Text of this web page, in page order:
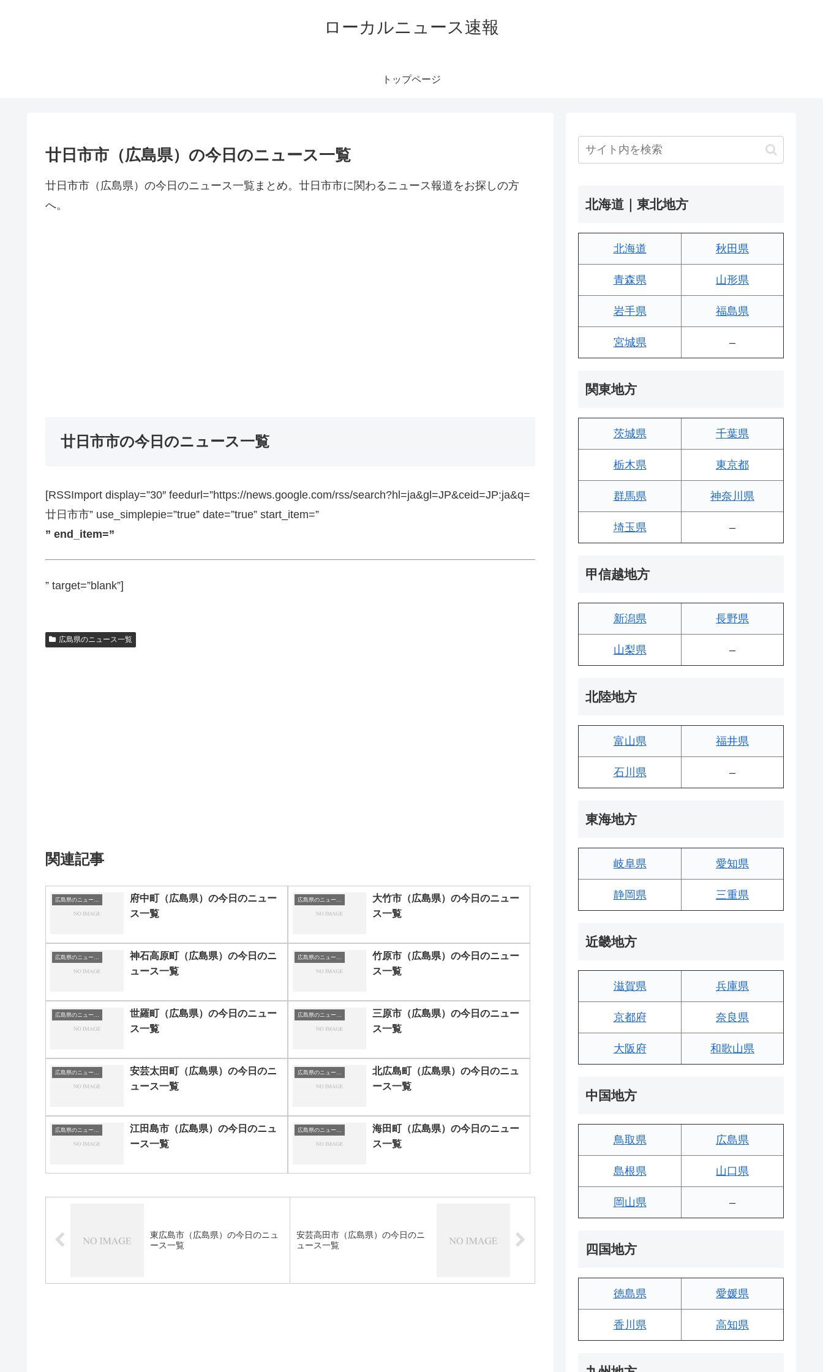
ローカルニュース速報
トップページ
廿日市市（広島県）の今日のニュース一覧
廿日市市（広島県）の今日のニュース一覧まとめ。廿日市市に関わるニュース報道をお探しの方
へ。
廿日市市の今日のニュース一覧
[RSSImport display=”30″ feedurl=”https://news.google.com/rss/search?hl=ja&gl=JP&ceid=JP:ja&q=
廿日市市” use_simplepie=”true” date=”true” start_item=”
” end_item=”
” target=”blank”]
広島県のニュース一覧
関連記事
広島県のニュース一覧
府中町（広島県）の今日のニュー
ス一覧
広島県のニュース一覧
大竹市（広島県）の今日のニュー
ス一覧
広島県のニュース一覧
神石高原町（広島県）の今日のニ
ュース一覧
広島県のニュース一覧
竹原市（広島県）の今日のニュー
ス一覧
広島県のニュース一覧
世羅町（広島県）の今日のニュー
ス一覧
広島県のニュース一覧
三原市（広島県）の今日のニュー
ス一覧
広島県のニュース一覧
安芸太田町（広島県）の今日のニ
ュース一覧
広島県のニュース一覧
北広島町（広島県）の今日のニュ
ース一覧
広島県のニュース一覧
江田島市（広島県）の今日のニュ
ース一覧
広島県のニュース一覧
海田町（広島県）の今日のニュー
ス一覧
東広島市（広島県）の今日のニュ
ース一覧
安芸高田市（広島県）の今日のニ
ュース一覧
北海道｜東北地方
北海道 秋田県
青森県 山形県
岩手県 福島県
宮城県 –
関東地方
茨城県 千葉県
栃木県 東京都
群馬県 神奈川県
埼玉県 –
甲信越地方
新潟県 長野県
山梨県 –
北陸地方
富山県 福井県
石川県 –
東海地方
岐阜県 愛知県
静岡県 三重県
近畿地方
滋賀県 兵庫県
京都府 奈良県
大阪府 和歌山県
中国地方
鳥取県 広島県
島根県 山口県
岡山県 –
四国地方
徳島県 愛媛県
香川県 高知県